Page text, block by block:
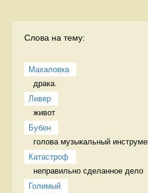
Слова на тему:
Махаловка
драка.
Ливер
живот
Бубен
голова музыкальный
Катастроф
неправильно сделанное дело
Голимый